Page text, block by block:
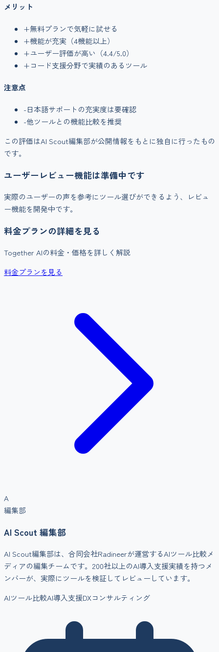
メリット
+無料プランで気軽に試せる
+機能が充実（4機能以上）
+ユーザー評価が高い（4.4/5.0）
+コード支援分野で実績のあるツール
注意点
-日本語サポートの充実度は要確認
-他ツールとの機能比較を推奨
この評価はAI Scout編集部が公開情報をもとに独自に行ったもの
です。
ユーザーレビュー機能は準備中です
実際のユーザーの声を参考にツール選びができるよう、レビュ
ー機能を開発中です。
料金プランの詳細を見る
Together AIの料金・価格を詳しく解説
料金プランを見る
A
編集部
AI Scout 編集部
AI Scout編集部は、合同会社Radineerが運営するAIツール比較メ
ディアの編集チームです。200社以上のAI導入支援実績を持つメ
ンバーが、実際にツールを検証してレビューしています。
AIツール比較AI導入支援DXコンサルティング